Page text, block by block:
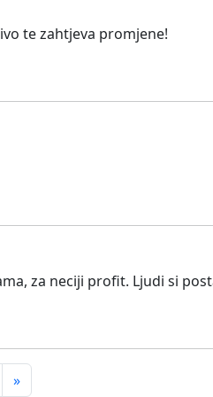
te zahtjeva promjene!
za neciji profit. Ljudi si
»